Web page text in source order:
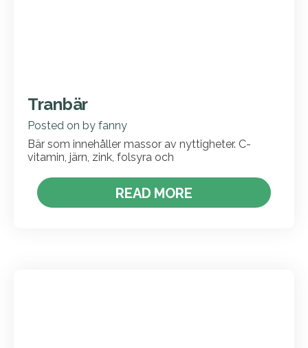
Tranbär
Posted on by fanny
Bär som innehåller massor av nyttigheter. C-
vitamin, järn, zink, folsyra och
READ MORE